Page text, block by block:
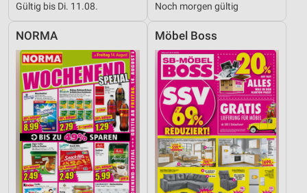
Gültig bis Di. 11.08. Noch morgen gültig
NORMA Möbel Boss